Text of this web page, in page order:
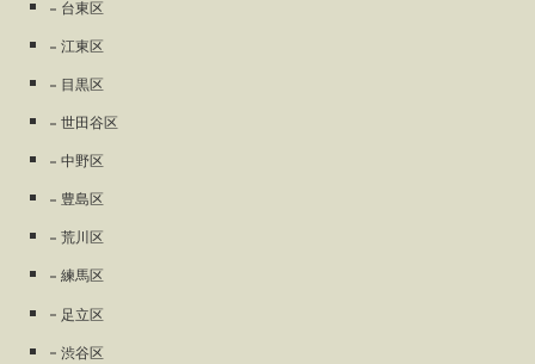
台東区
江東区
目黒区
世田谷区
中野区
豊島区
荒川区
練馬区
足立区
渋谷区